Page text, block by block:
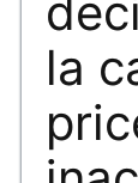
la